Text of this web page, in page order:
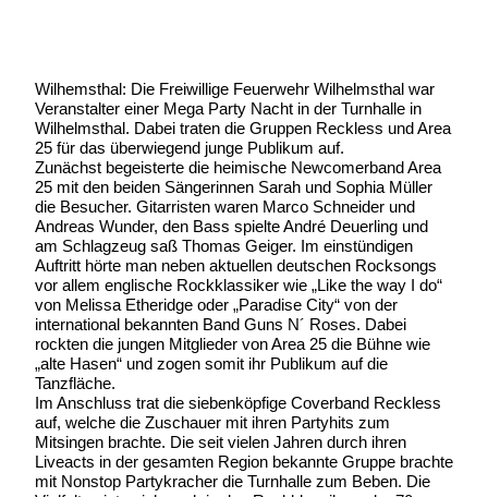
Wilhemsthal: Die Freiwillige Feuerwehr Wilhelmsthal war
Veranstalter einer Mega Party Nacht in der Turnhalle in
Wilhelmsthal. Dabei traten die Gruppen Reckless und Area
25 für das überwiegend junge Publikum auf.
Zunächst begeisterte die heimische Newcomerband Area
25 mit den beiden Sängerinnen Sarah und Sophia Müller
die Besucher. Gitarristen waren Marco Schneider und
Andreas Wunder, den Bass spielte André Deuerling und
am Schlagzeug saß Thomas Geiger. Im einstündigen
Auftritt hörte man neben aktuellen deutschen Rocksongs
vor allem englische Rockklassiker wie „Like the way I do“
von Melissa Etheridge oder „Paradise City“ von der
international bekannten Band Guns N´ Roses. Dabei
rockten die jungen Mitglieder von Area 25 die Bühne wie
„alte Hasen“ und zogen somit ihr Publikum auf die
Tanzfläche.
Im Anschluss trat die siebenköpfige Coverband Reckless
auf, welche die Zuschauer mit ihren Partyhits zum
Mitsingen brachte. Die seit vielen Jahren durch ihren
Liveacts in der gesamten Region bekannte Gruppe brachte
mit Nonstop Partykracher die Turnhalle zum Beben. Die